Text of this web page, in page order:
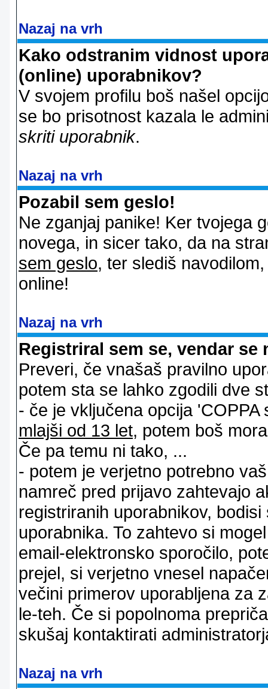
Nazaj na vrh
Kako odstranim vidnost
(online) uporabnikov?
V svojem profilu boš našel
se bo prisotnost kazala le
skriti uporabnik.
Nazaj na vrh
Pozabil sem geslo!
Ne zganjaj panike! Ker tvojega
novega, in sicer tako, da na
sem geslo, ter slediš
online!
Nazaj na vrh
Registriral sem se, vendar
Preveri, če vnašaš pravilno
potem sta se lahko zgodili dve
- če je vključena opcija
mlajši od 13 let, potem boš
Če pa temu ni tako, ...
- potem je verjetno potrebno
namreč pred prijavo zahtevajo
registriranih uporabnikov,
uporabnika. To zahtevo si
email-elektronsko sporočilo,
prejel, si verjetno vnesel
večini primerov uporabljena za
le-teh. Če si popolnoma
skušaj kontaktirati
Nazaj na vrh